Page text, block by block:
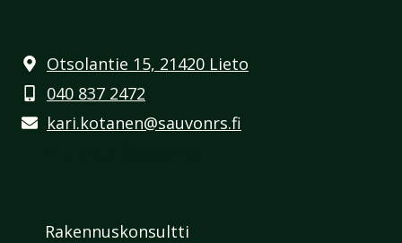
Otsolantie 15, 21420 Lieto
040 837 2472
kari.kotanen@sauvonrs.fi
Rakennuskonsultti